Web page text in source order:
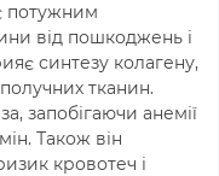
потужним
від пошкоджень і
синтезу колагену,
тканин.
запобігаючи анемії
Також він
кровотеч і